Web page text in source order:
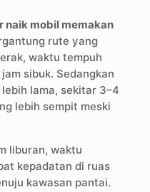
naik mobil memakan
rute yang
waktu tempuh
sibuk. Sedangkan
lama, sekitar 3–4
lebih sempit meski
liburan, waktu
kepadatan di ruas
kawasan pantai.